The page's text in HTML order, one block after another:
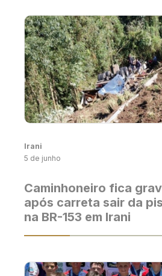
Irani
5 de junho
Caminhoneiro fica
após carreta sair da
na BR-153 em Irani